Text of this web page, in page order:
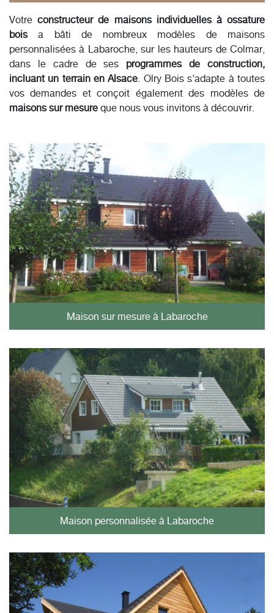
Votreconstructeur de maisons individuelles à ossature
boisa bâti de nombreux modèles de maisons
personnalisées à Labaroche, sur les hauteurs de Colmar,
dans le cadre de ses programmes de construction,
incluant un terrain en Alsace. Olry Bois s'adapte à toutes
vos demandes et conçoit également des modèles de
maisons sur mesure que nous vous invitons à découvrir.
Maison sur mesure à Labaroche
Maison personnalisée à Labaroche